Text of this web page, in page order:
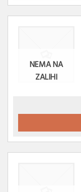
NEMA NA
ZALIHI